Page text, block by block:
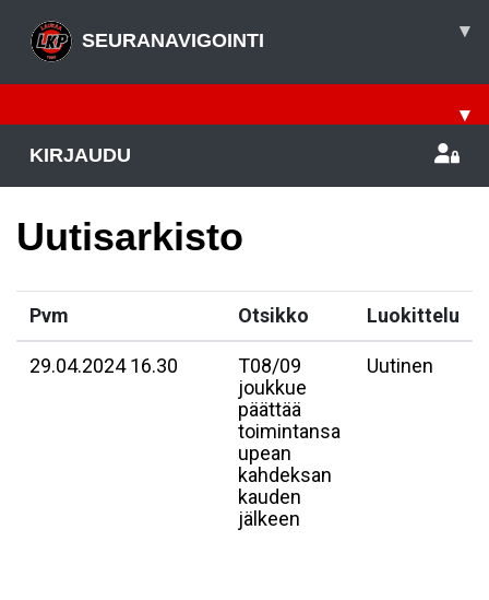
SEURANAVIGOINTI ▾
▾
KIRJAUDU
Uutisarkisto
Pvm Otsikko Luokittelu
29.04.2024 16.30
T08/09
joukkue
päättää
toimintansa
upean
kahdeksan
kauden
jälkeen
Uutinen